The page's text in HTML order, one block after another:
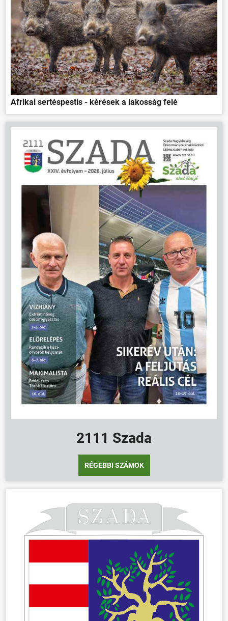
Afrikai sertéspestis - kérések a lakosság felé
2111 Szada
RÉGEBBI SZÁMOK